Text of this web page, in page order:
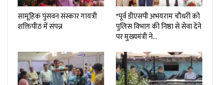
सामूहिक पुंसवन संस्कार गायत्री
शक्तिपीठ में संपन्न
*पूर्व डीएसपी अभयराम चौधरी को
पुलिस विभाग की निष्ठा से सेवा देने
पर मुख्यमंत्री ने…